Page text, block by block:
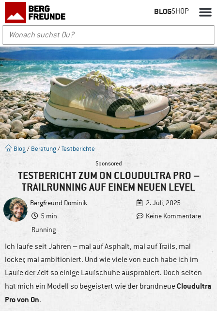
BLOGSHOP
Blog / Beratung /Testberichte
Sponsored
TESTBERICHT ZUM ON CLOUDULTRA PRO –
TRAILRUNNING AUF EINEM NEUEN LEVEL
Bergfreund Dominik
2. Juli, 2025
5 min
Keine Kommentare
Running
Ich laufe seit Jahren – mal auf Asphalt, mal auf Trails, mal
locker, mal ambitioniert. Und wie viele von euch habe ich im
Laufe der Zeit so einige Laufschuhe ausprobiert. Doch selten
hat mich ein Modell so begeistert wie der brandneue Cloudultra
Pro von On.